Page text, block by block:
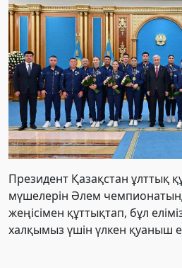
Президент Қазақстан ұлттық
мүшелерін Әлем
жеңісімен құттықтап, бұл
халқымыз үшін үлкен қуаныш